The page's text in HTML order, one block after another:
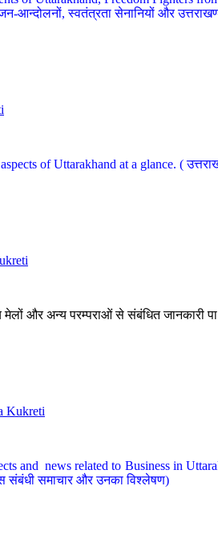
आन्दोलनों, स्वतंत्रता सेनानियों और
of Uttarakhand at a glance. (
मेलों और अन्य परम्पराओं से संबंधित जानकारी
Kukreti
and news related to Business in
संबंधी समाचार और उनका विश्लेषण)